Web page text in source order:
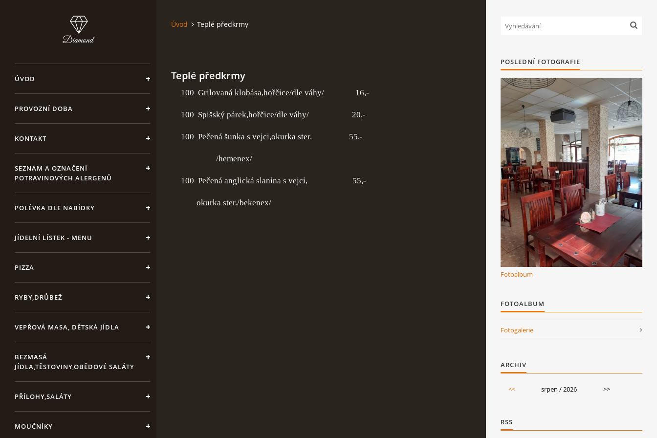
ÚVOD
PROVOZNÍ DOBA
KONTAKT
SEZNAM A OZNAČENÍ
POTRAVINOVÝCH ALERGENŮ
POLÉVKA DLE NABÍDKY
JÍDELNÍ LÍSTEK - MENU
PIZZA
RYBY,DRŮBEŽ
VEPŘOVÁ MASA, DĚTSKÁ JÍDLA
BEZMASÁ
JÍDLA,TĚSTOVINY,OBĚDOVÉ SALÁTY
PŘÍLOHY,SALÁTY
MOUČNÍKY
Úvod Teplé předkrmy
Teplé předkrmy
100 Grilovaná klobása,hořčice/dle váhy/ 16,-
100 Spišský párek,hořčice/dle váhy/ 20,-
100 Pečená šunka s vejci,okurka ster. 55,-
/hemenex/
100 Pečená anglická slanina s vejci, 55,-
okurka ster./bekenex/
POSLEDNÍ FOTOGRAFIE
Fotoalbum
FOTOALBUM
Fotogalerie
ARCHIV
<< srpen / 2026 >>
RSS